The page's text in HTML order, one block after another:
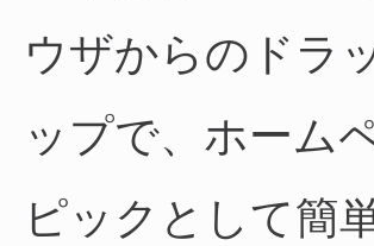
ウザからのドラ
ップで、ホーム
ピックとして簡